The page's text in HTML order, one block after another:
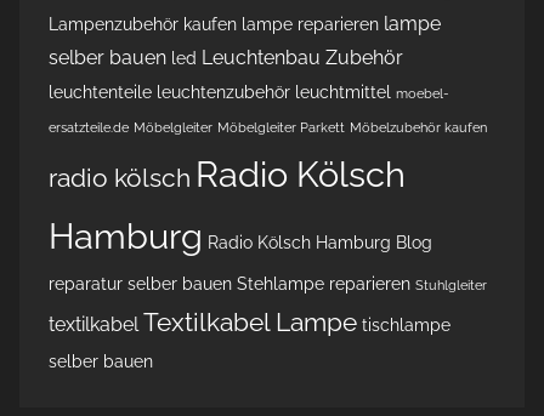
Lampenzubehör kaufen lampe reparieren lampe
selber bauen led Leuchtenbau Zubehör
leuchtenteile leuchtenzubehör leuchtmittel moebel-
ersatzteile.de Möbelgleiter Möbelgleiter Parkett Möbelzubehör kaufen
radio kölsch Radio Kölsch
Hamburg Radio Kölsch Hamburg Blog
reparatur selber bauen Stehlampe reparieren Stuhlgleiter
textilkabel Textilkabel Lampe tischlampe
selber bauen